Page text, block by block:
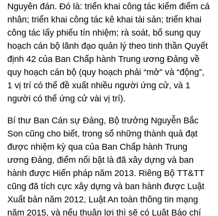
Nguyên đán. Đó là: triển khai công tác kiểm điểm cá
nhân; triển khai công tác kê khai tài sản; triển khai
công tác lấy phiếu tín nhiệm; rà soát, bổ sung quy
hoạch cán bộ lãnh đạo quản lý theo tinh thần Quyết
định 42 của Ban Chấp hành Trung ương Đảng về
quy hoạch cán bộ (quy hoạch phải “mở” và “động”,
1 vị trí có thể đề xuất nhiều người ứng cử, và 1
người có thể ứng cử vài vị trí).
Bí thư Ban Cán sự Đảng, Bộ trưởng Nguyễn Bắc
Son cũng cho biết, trong số những thành quả đạt
được nhiệm kỳ qua của Ban Chấp hành Trung
ương Đảng, điểm nổi bật là đã xây dựng và ban
hành được Hiến pháp năm 2013. Riêng Bộ TT&TT
cũng đã tích cực xây dựng và ban hành được Luật
Xuất bản năm 2012, Luật An toàn thông tin mạng
năm 2015, và nếu thuận lợi thì sẽ có Luật Báo chí